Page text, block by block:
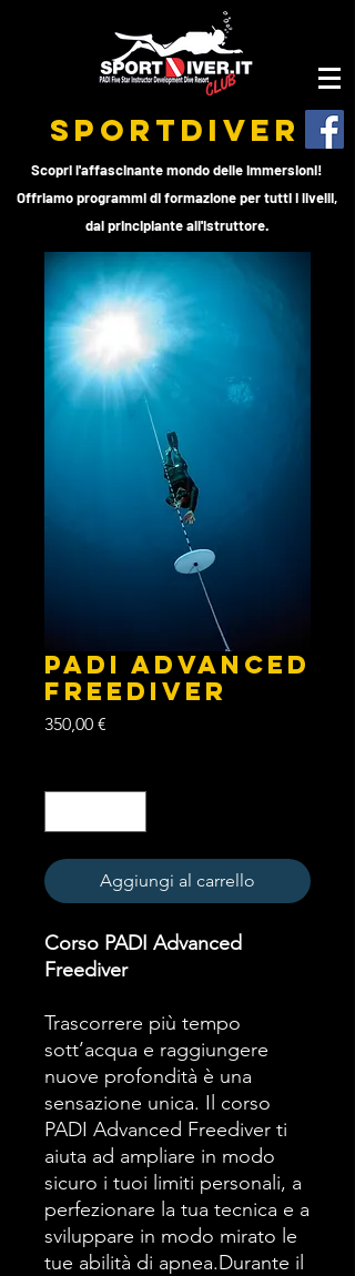
SPORTDIVER
Scopri l'affascinante mondo delle immersioni!
Offriamo programmi di formazione per tutti i livelli,
dal principiante all'istruttore.
PADI Advanced
Freediver
350,00 €
Aggiungi al carrello
Corso PADI Advanced
Freediver
Trascorrere più tempo
sott’acqua e raggiungere
nuove profondità è una
sensazione unica. Il corso
PADI Advanced Freediver ti
aiuta ad ampliare in modo
sicuro i tuoi limiti personali, a
perfezionare la tua tecnica e a
sviluppare in modo mirato le
tue abilità di apnea.Durante il